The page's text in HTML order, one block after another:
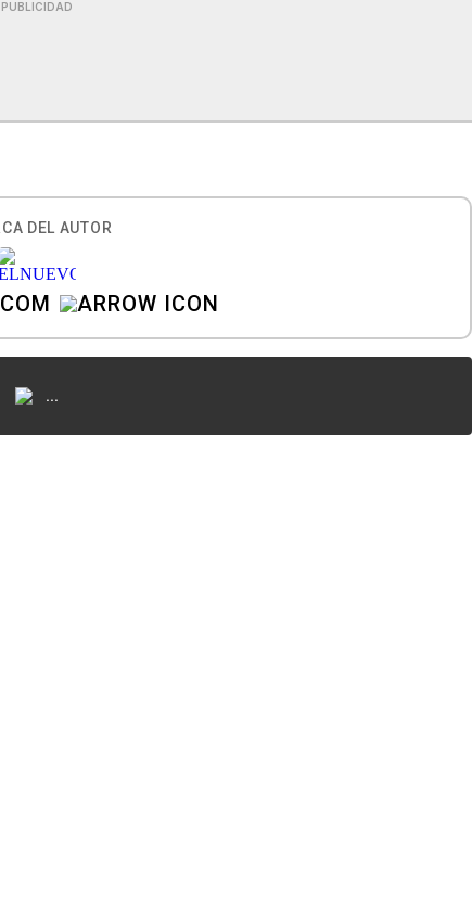
PUBLICIDAD
DEL AUTOR
...